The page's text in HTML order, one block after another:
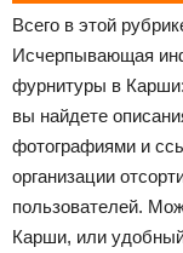
Всего в этой
Исчерпывающая
фурнитуры в
вы найдете
фотографиями и
организации
пользователей.
Карши, или